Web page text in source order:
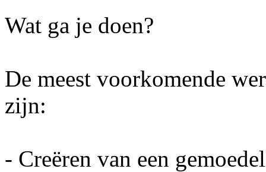
Wat ga je doen?
De meest voorkomende
zijn:
- Creëren van een